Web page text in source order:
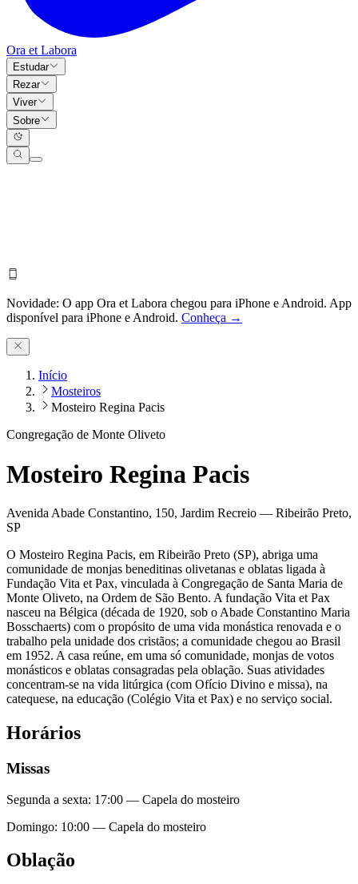
Ora et Labora
Estudar
Rezar
Viver
Sobre
Novidade: O app Ora et Labora chegou para iPhone e Android. App
disponível para iPhone e Android. Conheça →
Início
Mosteiros
Mosteiro Regina Pacis
Congregação de Monte Oliveto
Mosteiro Regina Pacis
Avenida Abade Constantino, 150, Jardim Recreio — Ribeirão Preto,
SP
O Mosteiro Regina Pacis, em Ribeirão Preto (SP), abriga uma
comunidade de monjas beneditinas olivetanas e oblatas ligada à
Fundação Vita et Pax, vinculada à Congregação de Santa Maria de
Monte Oliveto, na Ordem de São Bento. A fundação Vita et Pax
nasceu na Bélgica (década de 1920, sob o Abade Constantino Maria
Bosschaerts) com o propósito de uma vida monástica renovada e o
trabalho pela unidade dos cristãos; a comunidade chegou ao Brasil
em 1952. A casa reúne, em uma só comunidade, monjas de votos
monásticos e oblatas consagradas pela oblação. Suas atividades
concentram-se na vida litúrgica (com Ofício Divino e missa), na
catequese, na educação (Colégio Vita et Pax) e no serviço social.
Horários
Missas
Segunda a sexta: 17:00 — Capela do mosteiro
Domingo: 10:00 — Capela do mosteiro
Oblação